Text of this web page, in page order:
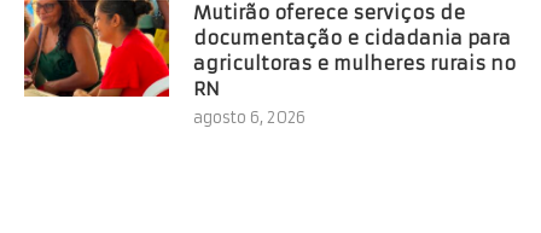
Mutirão oferece serviços de
documentação e cidadania para
agricultoras e mulheres rurais no
RN
agosto 6, 2026